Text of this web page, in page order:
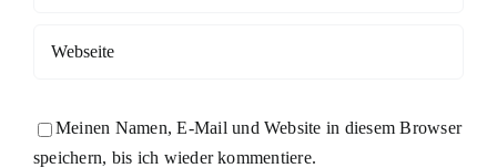
Meinen Namen, E-Mail und Website in diesem Browser
speichern, bis ich wieder kommentiere.